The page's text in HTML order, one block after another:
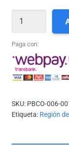
17_ENSENADA
LAS
CRUCES
A
PLAYA
TRANCAS
Paga con:
SKU: PBCO-006-
Etiqueta: Región